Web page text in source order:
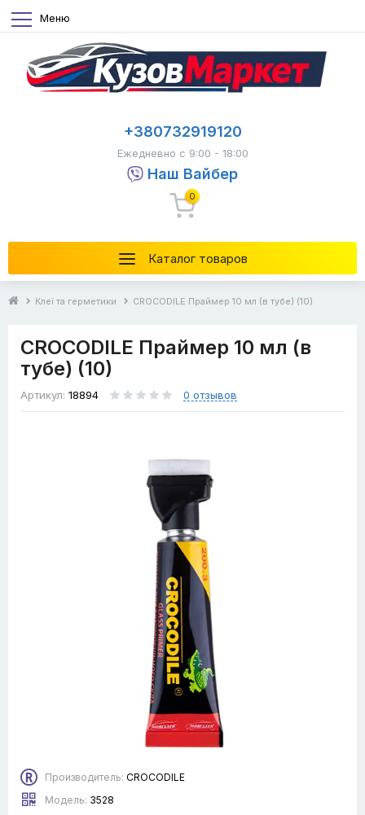
Меню
Каталог товаров
+380732919120
Ежедневно с 9:00 - 18:00
Наш Вайбер
0
Клеї та герметики CROCODILE Праймер 10 мл (в тубе) (10)
CROCODILE Праймер 10 мл (в
тубе) (10)
Артикул: 18894 0 отзывов
Производитель: CROCODILE
Модель: 3528